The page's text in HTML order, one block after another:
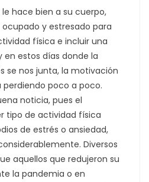
hace bien a su cuerpo,
y estresado para
física e incluir una
en estos días donde la
se nos junta, la motivación
perdiendo poco a poco.
noticia, pues el
tipo de actividad física
de estrés o ansiedad,
Diversos
aquellos que redujeron su
la pandemia o en